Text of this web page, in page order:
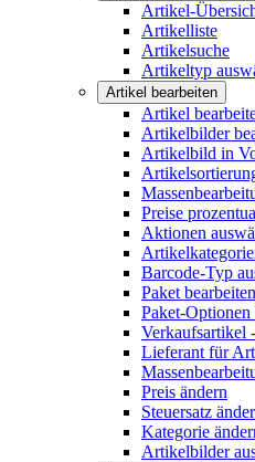
Artikel-
Artikelliste
Artikelsuche
Artikeltyp
Artikel bearbeiten
Artikel
Artikelbilder
Artikelbild in
Preise
Aktionen
Barcode-Typ
Paket bearbeiten
Paket-Optionen
Verkaufsartikel
Lieferant für
Preis ändern
Steuersatz
Kategorie
Artikelbilder